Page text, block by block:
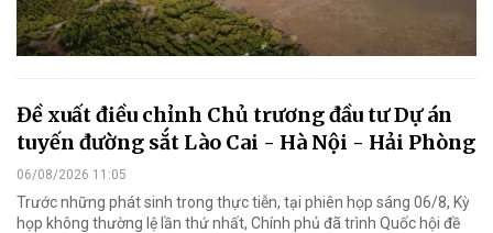
Đề xuất điều chỉnh Chủ trương đầu tư Dự án
tuyến đường sắt Lào Cai - Hà Nội - Hải Phòng
06/08/2026 11:05
Trước những phát sinh trong thực tiễn, tại phiên họp sáng 06/8, Kỳ
họp không thường lệ lần thứ nhất, Chính phủ đã trình Quốc hội đề